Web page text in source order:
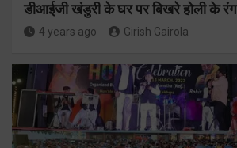
डीआईजी खंडुरी के घर पर बिखरे होली के रंग
4 years ago Girish Gairola